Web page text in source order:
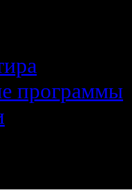
программы